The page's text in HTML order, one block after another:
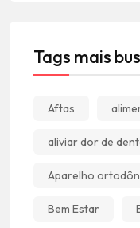
Tags mais
Aftas
aliviar dor de
Aparelho
Bem Estar